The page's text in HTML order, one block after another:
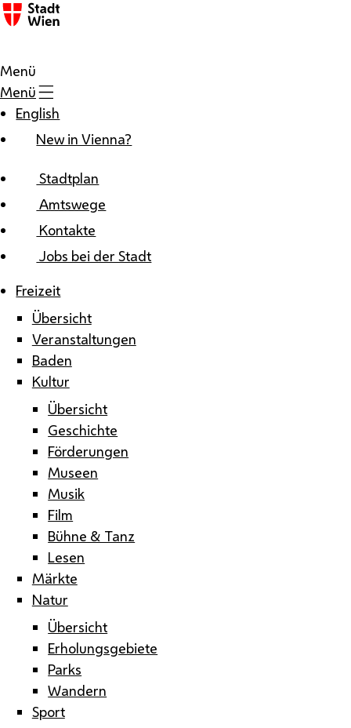
Zum Inhalt
Menü
Menü
English
New in Vienna?
Stadtplan
Amtswege
Kontakte
Jobs bei der Stadt
Freizeit
Übersicht
Veranstaltungen
Baden
Kultur
Übersicht
Geschichte
Förderungen
Museen
Musik
Film
Bühne & Tanz
Lesen
Märkte
Natur
Übersicht
Erholungsgebiete
Parks
Wandern
Sport